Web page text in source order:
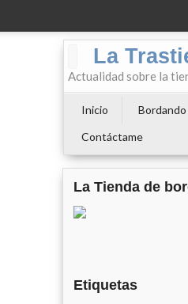
La
Actualidad sobre la
Inicio Bordando
Contáctame
La Tienda de
Etiquetas